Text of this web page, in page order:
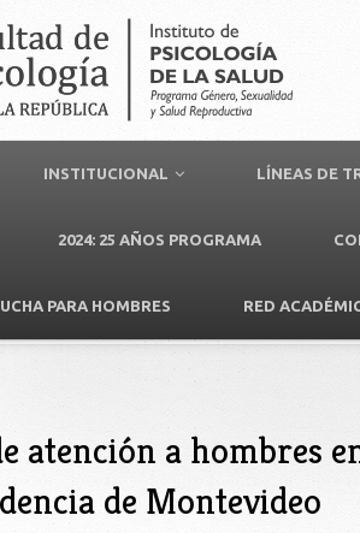
INSTITUCIONAL LÍNEAS DE
2024: 25 AÑOS PROGRAMA
PARA HOMBRES RED
atención a hombres
de Montevideo